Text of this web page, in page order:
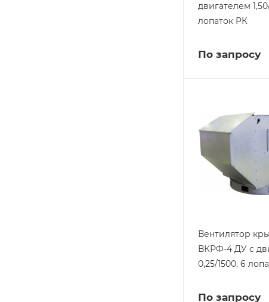
двигателем
лопаток РК
По запросу
Вентилятор
ВКРФ-4 ДУ с
0,25/1500, 6
По запросу